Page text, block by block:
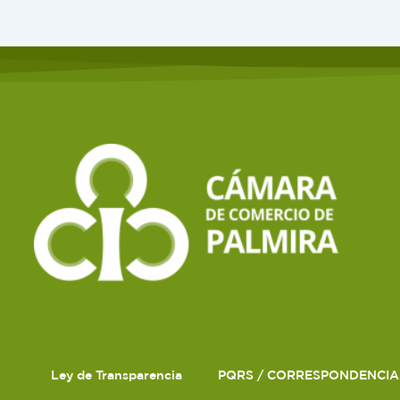
Ley de Transparencia PQRS / CORRESPONDENCIA